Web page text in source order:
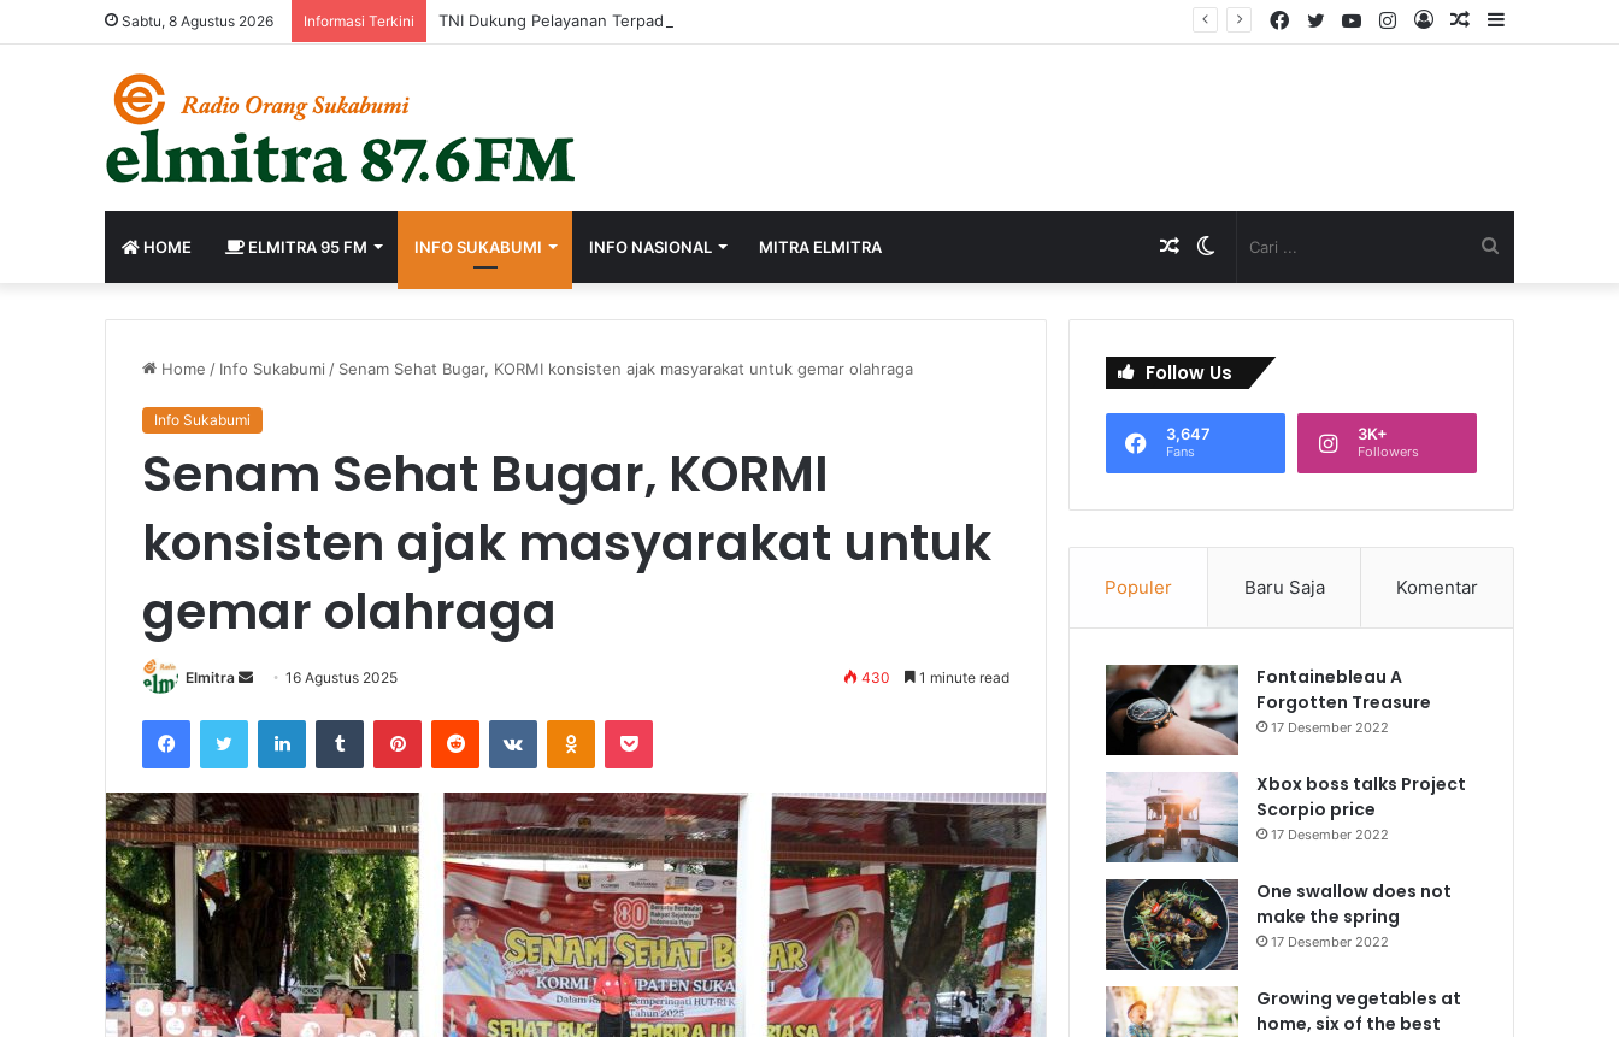
Sabtu, 8 Agustus 2026 Informasi Terkini Sidebar
Artikel
Log
Instagram
YouTube
Twitter
Facebook
HOME ELMITRA 95 FM INFO SUKABUMI INFO NASIONAL MITRA ELMITRA
...
Switch
skin
Artikel
Acak
Home / Info Sukabumi / Senam Sehat Bugar, KORMI konsisten ajak masyarakat untuk gemar olahraga
Info Sukabumi
Senam Sehat Bugar, KORMI
konsisten ajak masyarakat untuk
gemar olahraga
Elmitra
Send
email
16 Agustus 2025 430 1 minute read
FacebookTwitter LinkedInTumblr PinterestReddit VKontakteOdnoklassniki
Pocket
Follow Us
3,647
Fans
3K+
Followers
Populer Baru Saja Komentar
Fontainebleau A
Forgotten Treasure
17 Desember 2022
Xbox boss talks Project
Scorpio price
17 Desember 2022
One swallow does not
make the spring
17 Desember 2022
Growing vegetables at
home, six of the best